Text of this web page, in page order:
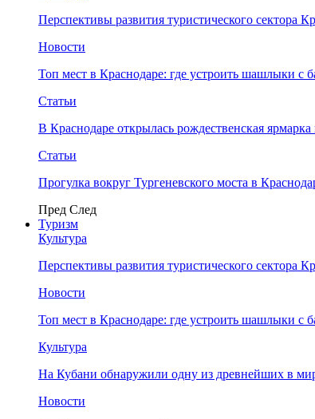
Перспективы развития туристического сектора
Новости
Топ мест в Краснодаре: где устроить шашлыки с
Статьи
В Краснодаре открылась рождественская
Статьи
Прогулка вокруг Тургеневского моста в
Пред След
Туризм
Культура
Перспективы развития туристического сектора
Новости
Топ мест в Краснодаре: где устроить шашлыки с
Культура
На Кубани обнаружили одну из древнейших в
Новости